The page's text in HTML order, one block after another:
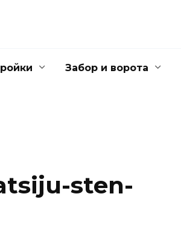
Забор и ворота
sten-